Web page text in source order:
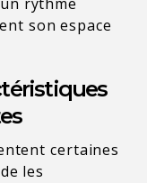
rythme
son espace
certaines
les